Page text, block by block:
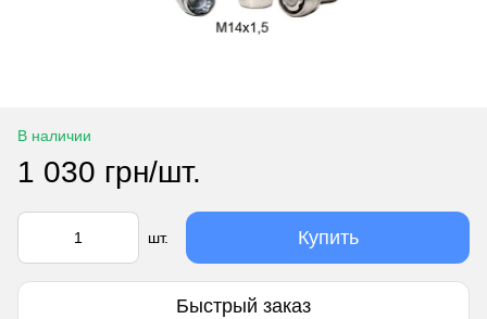
В наличии
1 030 грн/шт.
шт. Купить
Быстрый заказ